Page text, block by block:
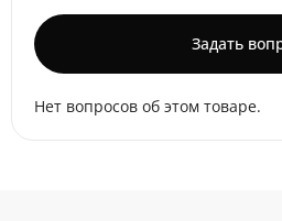
Задать
Нет вопросов об этом товаре.